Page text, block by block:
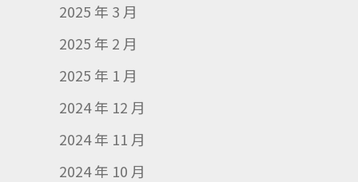
2025 年 3 月
2025 年 2 月
2025 年 1 月
2024 年 12 月
2024 年 11 月
2024 年 10 月